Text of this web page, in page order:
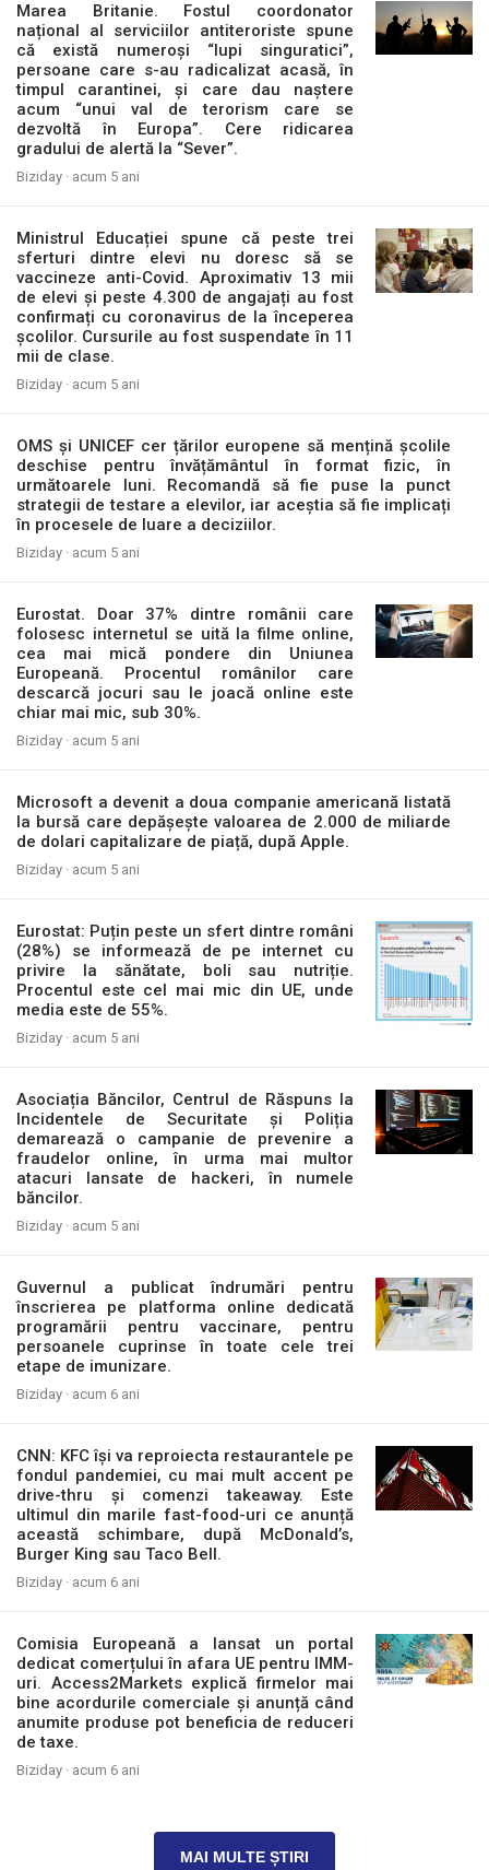
Marea Britanie. Fostul coordonator
național al serviciilor antiteroriste spune
că există numeroși “lupi singuratici”,
persoane care s-au radicalizat acasă, în
timpul carantinei, și care dau naștere
acum “unui val de terorism care se
dezvoltă în Europa”. Cere ridicarea
gradului de alertă la “Sever”.
Biziday · acum 5 ani
Ministrul Educației spune că peste trei
sferturi dintre elevi nu doresc să se
vaccineze anti-Covid. Aproximativ 13 mii
de elevi și peste 4.300 de angajați au fost
confirmați cu coronavirus de la începerea
școlilor. Cursurile au fost suspendate în 11
mii de clase.
Biziday · acum 5 ani
OMS și UNICEF cer țărilor europene să mențină școlile
deschise pentru învățământul în format fizic, în
următoarele luni. Recomandă să fie puse la punct
strategii de testare a elevilor, iar aceștia să fie implicați
în procesele de luare a deciziilor.
Biziday · acum 5 ani
Eurostat. Doar 37% dintre românii care
folosesc internetul se uită la filme online,
cea mai mică pondere din Uniunea
Europeană. Procentul românilor care
descarcă jocuri sau le joacă online este
chiar mai mic, sub 30%.
Biziday · acum 5 ani
Microsoft a devenit a doua companie americană listată
la bursă care depășește valoarea de 2.000 de miliarde
de dolari capitalizare de piață, după Apple.
Biziday · acum 5 ani
Eurostat: Puțin peste un sfert dintre români
(28%) se informează de pe internet cu
privire la sănătate, boli sau nutriție.
Procentul este cel mai mic din UE, unde
media este de 55%.
Biziday · acum 5 ani
Asociația Băncilor, Centrul de Răspuns la
Incidentele de Securitate și Poliția
demarează o campanie de prevenire a
fraudelor online, în urma mai multor
atacuri lansate de hackeri, în numele
băncilor.
Biziday · acum 5 ani
Guvernul a publicat îndrumări pentru
înscrierea pe platforma online dedicată
programării pentru vaccinare, pentru
persoanele cuprinse în toate cele trei
etape de imunizare.
Biziday · acum 6 ani
CNN: KFC își va reproiecta restaurantele pe
fondul pandemiei, cu mai mult accent pe
drive-thru și comenzi takeaway. Este
ultimul din marile fast-food-uri ce anunță
această schimbare, după McDonald’s,
Burger King sau Taco Bell.
Biziday · acum 6 ani
Comisia Europeană a lansat un portal
dedicat comerțului în afara UE pentru IMM-
uri. Access2Markets explică firmelor mai
bine acordurile comerciale și anunță când
anumite produse pot beneficia de reduceri
de taxe.
Biziday · acum 6 ani
MAI MULTE ȘTIRI